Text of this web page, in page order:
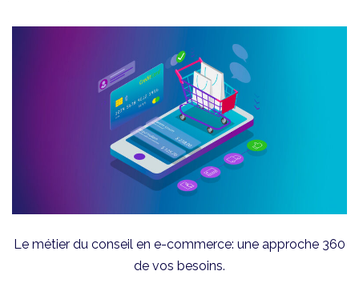
Le métier du conseil en e-commerce: une approche 360
de vos besoins.